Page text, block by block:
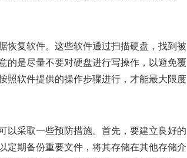
恢复软件。这些软件通过扫描硬盘，找到被
的是尽量不要对硬盘进行写操作，以避免覆
照软件提供的操作步骤进行，才能最大限度
以采取一些预防措施。首先，要建立良好的
定期备份重要文件，将其存储在其他存储介